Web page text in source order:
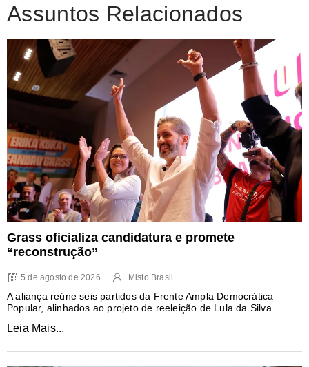
Assuntos Relacionados
Grass oficializa candidatura e promete
“reconstrução”
5 de agosto de 2026 Misto Brasil
A aliança reúne seis partidos da Frente Ampla Democrática
Popular, alinhados ao projeto de reeleição de Lula da Silva
Leia Mais...